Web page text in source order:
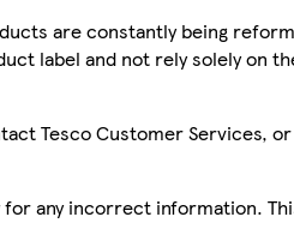
are constantly being
label and not rely solely on
Tesco Customer Services,
any incorrect information.